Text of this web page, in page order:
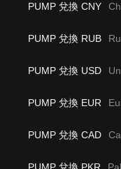
PUMP 兌換 CNY
PUMP 兌換 RUB
PUMP 兌換 USD
PUMP 兌換 EUR
PUMP 兌換 CAD